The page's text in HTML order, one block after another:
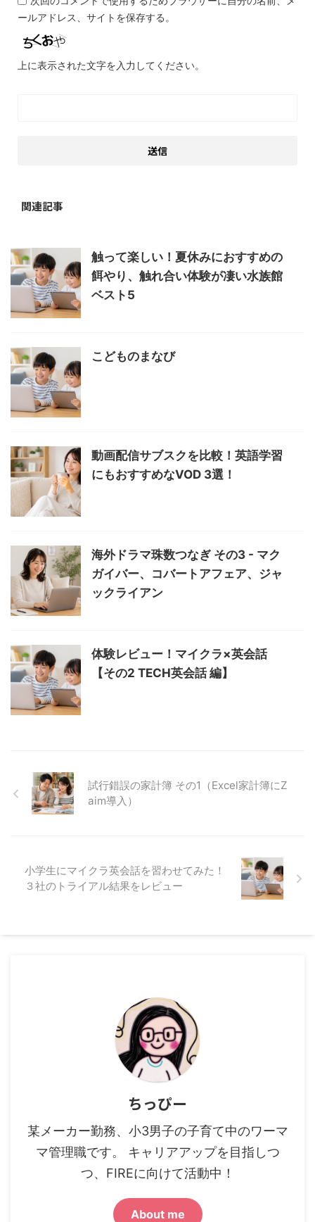
ールアドレス、サイトを保存する。
上に表示された文字を入力してください。
関連記事
触って楽しい！夏休みにおすすめの
餌やり、触れ合い体験が凄い水族館
ベスト5
こどものまなび
動画配信サブスクを比較！英語学習
にもおすすめなVOD 3選！
海外ドラマ珠数つなぎ その3 - マク
ガイバー、コバートアフェア、ジャ
ックライアン
体験レビュー！マイクラ×英会話
【その2 TECH英会話 編】
試行錯誤の家計簿 その1（Excel家計簿にZ
aim導入）
小学生にマイクラ英会話を習わせてみた！
３社のトライアル結果をレビュー
ちっぴー
某メーカー勤務、小3男子の子育て中のワーマ
マ管理職です。 キャリアアップを目指しつ
つ、FIREに向けて活動中！
About me